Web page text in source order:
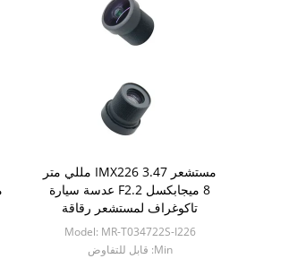
مستشعر IMX226 3.47 مللي متر
8 ميجابكسل F2.2 عدسة سيارة
تاكوغراف لمستشعر رقاقة
IMX226
Model: MR-T034722S-I226
Min: قابل للتفاوض